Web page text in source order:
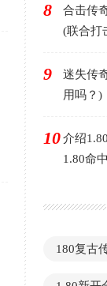
8
合击传
(联合打
9
迷失传
用吗？)
10介绍
1.80命
180复古